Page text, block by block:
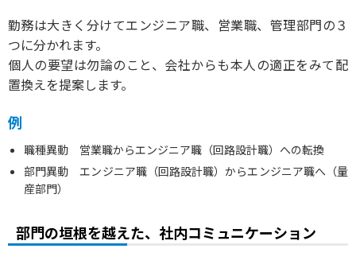
勤務は大きく分けてエンジニア職、営業職、管理部門の３
つに分かれます。
個人の要望は勿論のこと、会社からも本人の適正をみて配
置換えを提案します。
例
職種異動 営業職からエンジニア職（回路設計職）への転換
部門異動 エンジニア職（回路設計職）からエンジニア職へ（量
産部門）
部門の垣根を越えた、社内コミュニケーション